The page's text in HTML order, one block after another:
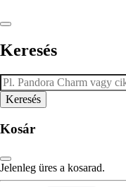
Keresés
Kosár
Jelenleg üres a kosarad.